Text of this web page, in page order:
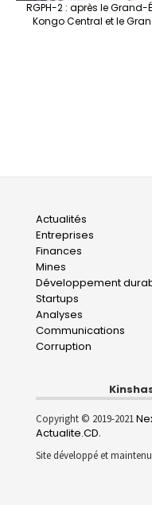
RGPH-2 : après le
Kongo Central et le
Main
navigation
Actualités
Entreprises
Finances
Mines
Développement
Startups
Analyses
Communications
Corruption
Copyright © 2019-2021
Actualite.CD.
Site développé et